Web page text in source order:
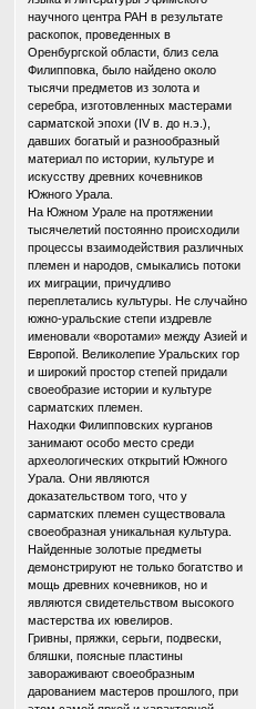
научного центра РАН в результате
раскопок, проведенных в
Оренбургской области, близ села
Филипповка, было найдено около
тысячи предметов из золота и
серебра, изготовленных мастерами
сарматской эпохи (IV в. до н.э.),
давших богатый и разнообразный
материал по истории, культуре и
искусству древних кочевников
Южного Урала.
На Южном Урале на протяжении
тысячелетий постоянно происходили
процессы взаимодействия различных
племен и народов, смыкались потоки
их миграции, причудливо
переплетались культуры. Не случайно
южно-уральские степи издревле
именовали «воротами» между Азией и
Европой. Великолепие Уральских гор
и широкий простор степей придали
своеобразие истории и культуре
сарматских племен.
Находки Филипповских курганов
занимают особо место среди
археологических открытий Южного
Урала. Они являются
доказательством того, что у
сарматских племен существовала
своеобразная уникальная культура.
Найденные золотые предметы
демонстрируют не только богатство и
мощь древних кочевников, но и
являются свидетельством высокого
мастерства их ювелиров.
Гривны, пряжки, серьги, подвески,
бляшки, поясные пластины
завораживают своеобразным
дарованием мастеров прошлого, при